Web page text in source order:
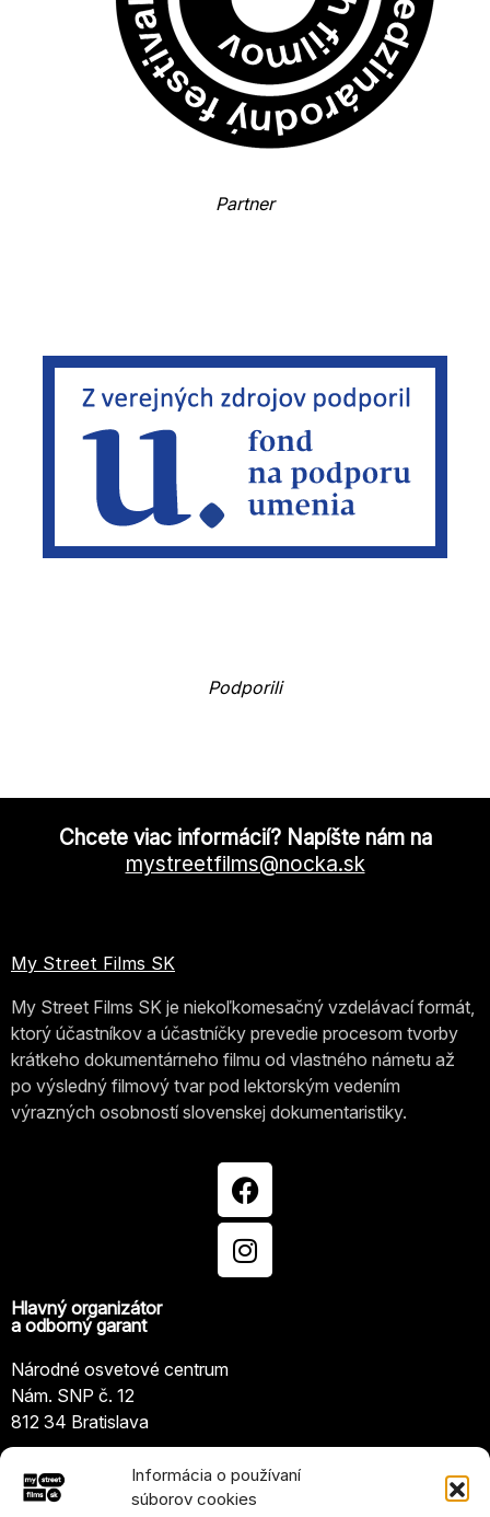
Informácia o používaní
súborov cookies
Partner
Podporili
Chcete viac informácií? Napíšte nám na
mystreetfilms@nocka.sk
My Street Films SK
My Street Films SK je niekoľkomesačný vzdelávací formát,
ktorý účastníkov a účastníčky prevedie procesom tvorby
krátkeho dokumentárneho filmu od vlastného námetu až
po výsledný filmový tvar pod lektorským vedením
výrazných osobností slovenskej dokumentaristiky.
Hlavný organizátor
a odborný garant
Národné osvetové centrum
Nám. SNP č. 12
812 34 Bratislava
www.nocka.sk